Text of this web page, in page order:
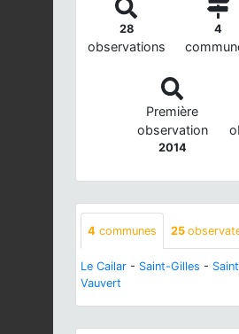
28
observations
4
Première
observation
2014
4 communes 25
Le Cailar - Saint-Gilles -
Vauvert